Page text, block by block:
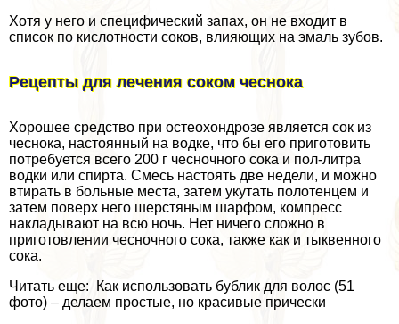
Хотя у него и специфический запах, он не входит в
список по кислотности соков, влияющих на эмаль зубов.
Рецепты для лечения соком чеснока
Хорошее средство при остеохондрозе является сок из
чеснока, настоянный на водке, что бы его приготовить
потребуется всего 200 г чесночного сока и пол-литра
водки или спирта. Смесь настоять две недели, и можно
втирать в больные места, затем укутать полотенцем и
затем поверх него шерстяным шарфом, компресс
накладывают на всю ночь. Нет ничего сложно в
приготовлении чесночного сока, также как и тыквенного
сока.
Читать еще: Как использовать бублик для волос (51
фото) – делаем простые, но красивые прически